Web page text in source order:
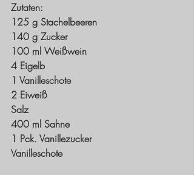
Zutaten:
125 g Stachelbeeren
140 g Zucker
100 ml Weißwein
4 Eigelb
1 Vanilleschote
2 Eiweiß
Salz
400 ml Sahne
1 Pck. Vanillezucker
Vanilleschote